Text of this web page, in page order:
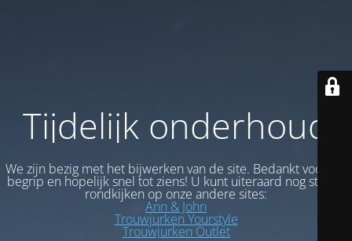
Tijdelijk onderhoud
We zijn bezig met het bijwerken van de site. Bedankt voor uw
begrip en hopelijk snel tot ziens! U kunt uiteraard nog steeds
rondkijken op onze andere sites:
Ann & John
Trouwjurken Yourstyle
Trouwjurken Outlet